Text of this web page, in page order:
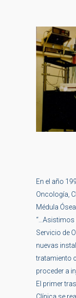
En el año
Oncología,
Médula
“…Asistimos
Servicio de
nuevas
tratamiento
proceder a
El primer